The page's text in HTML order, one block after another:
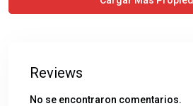
Reviews
No se encontraron comentarios.